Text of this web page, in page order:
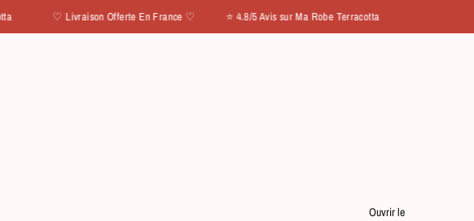
♡ Livraison Offerte En France ♡ ⭐ 4.8/5 Avis sur Ma Robe Terracotta
Ouvrir le